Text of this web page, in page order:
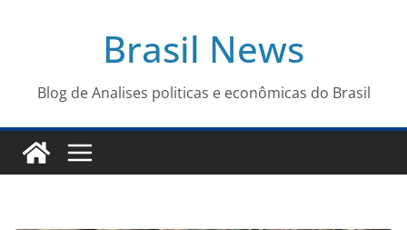
conteúdo
Brasil News
Blog de Analises politicas e econômicas do Brasil